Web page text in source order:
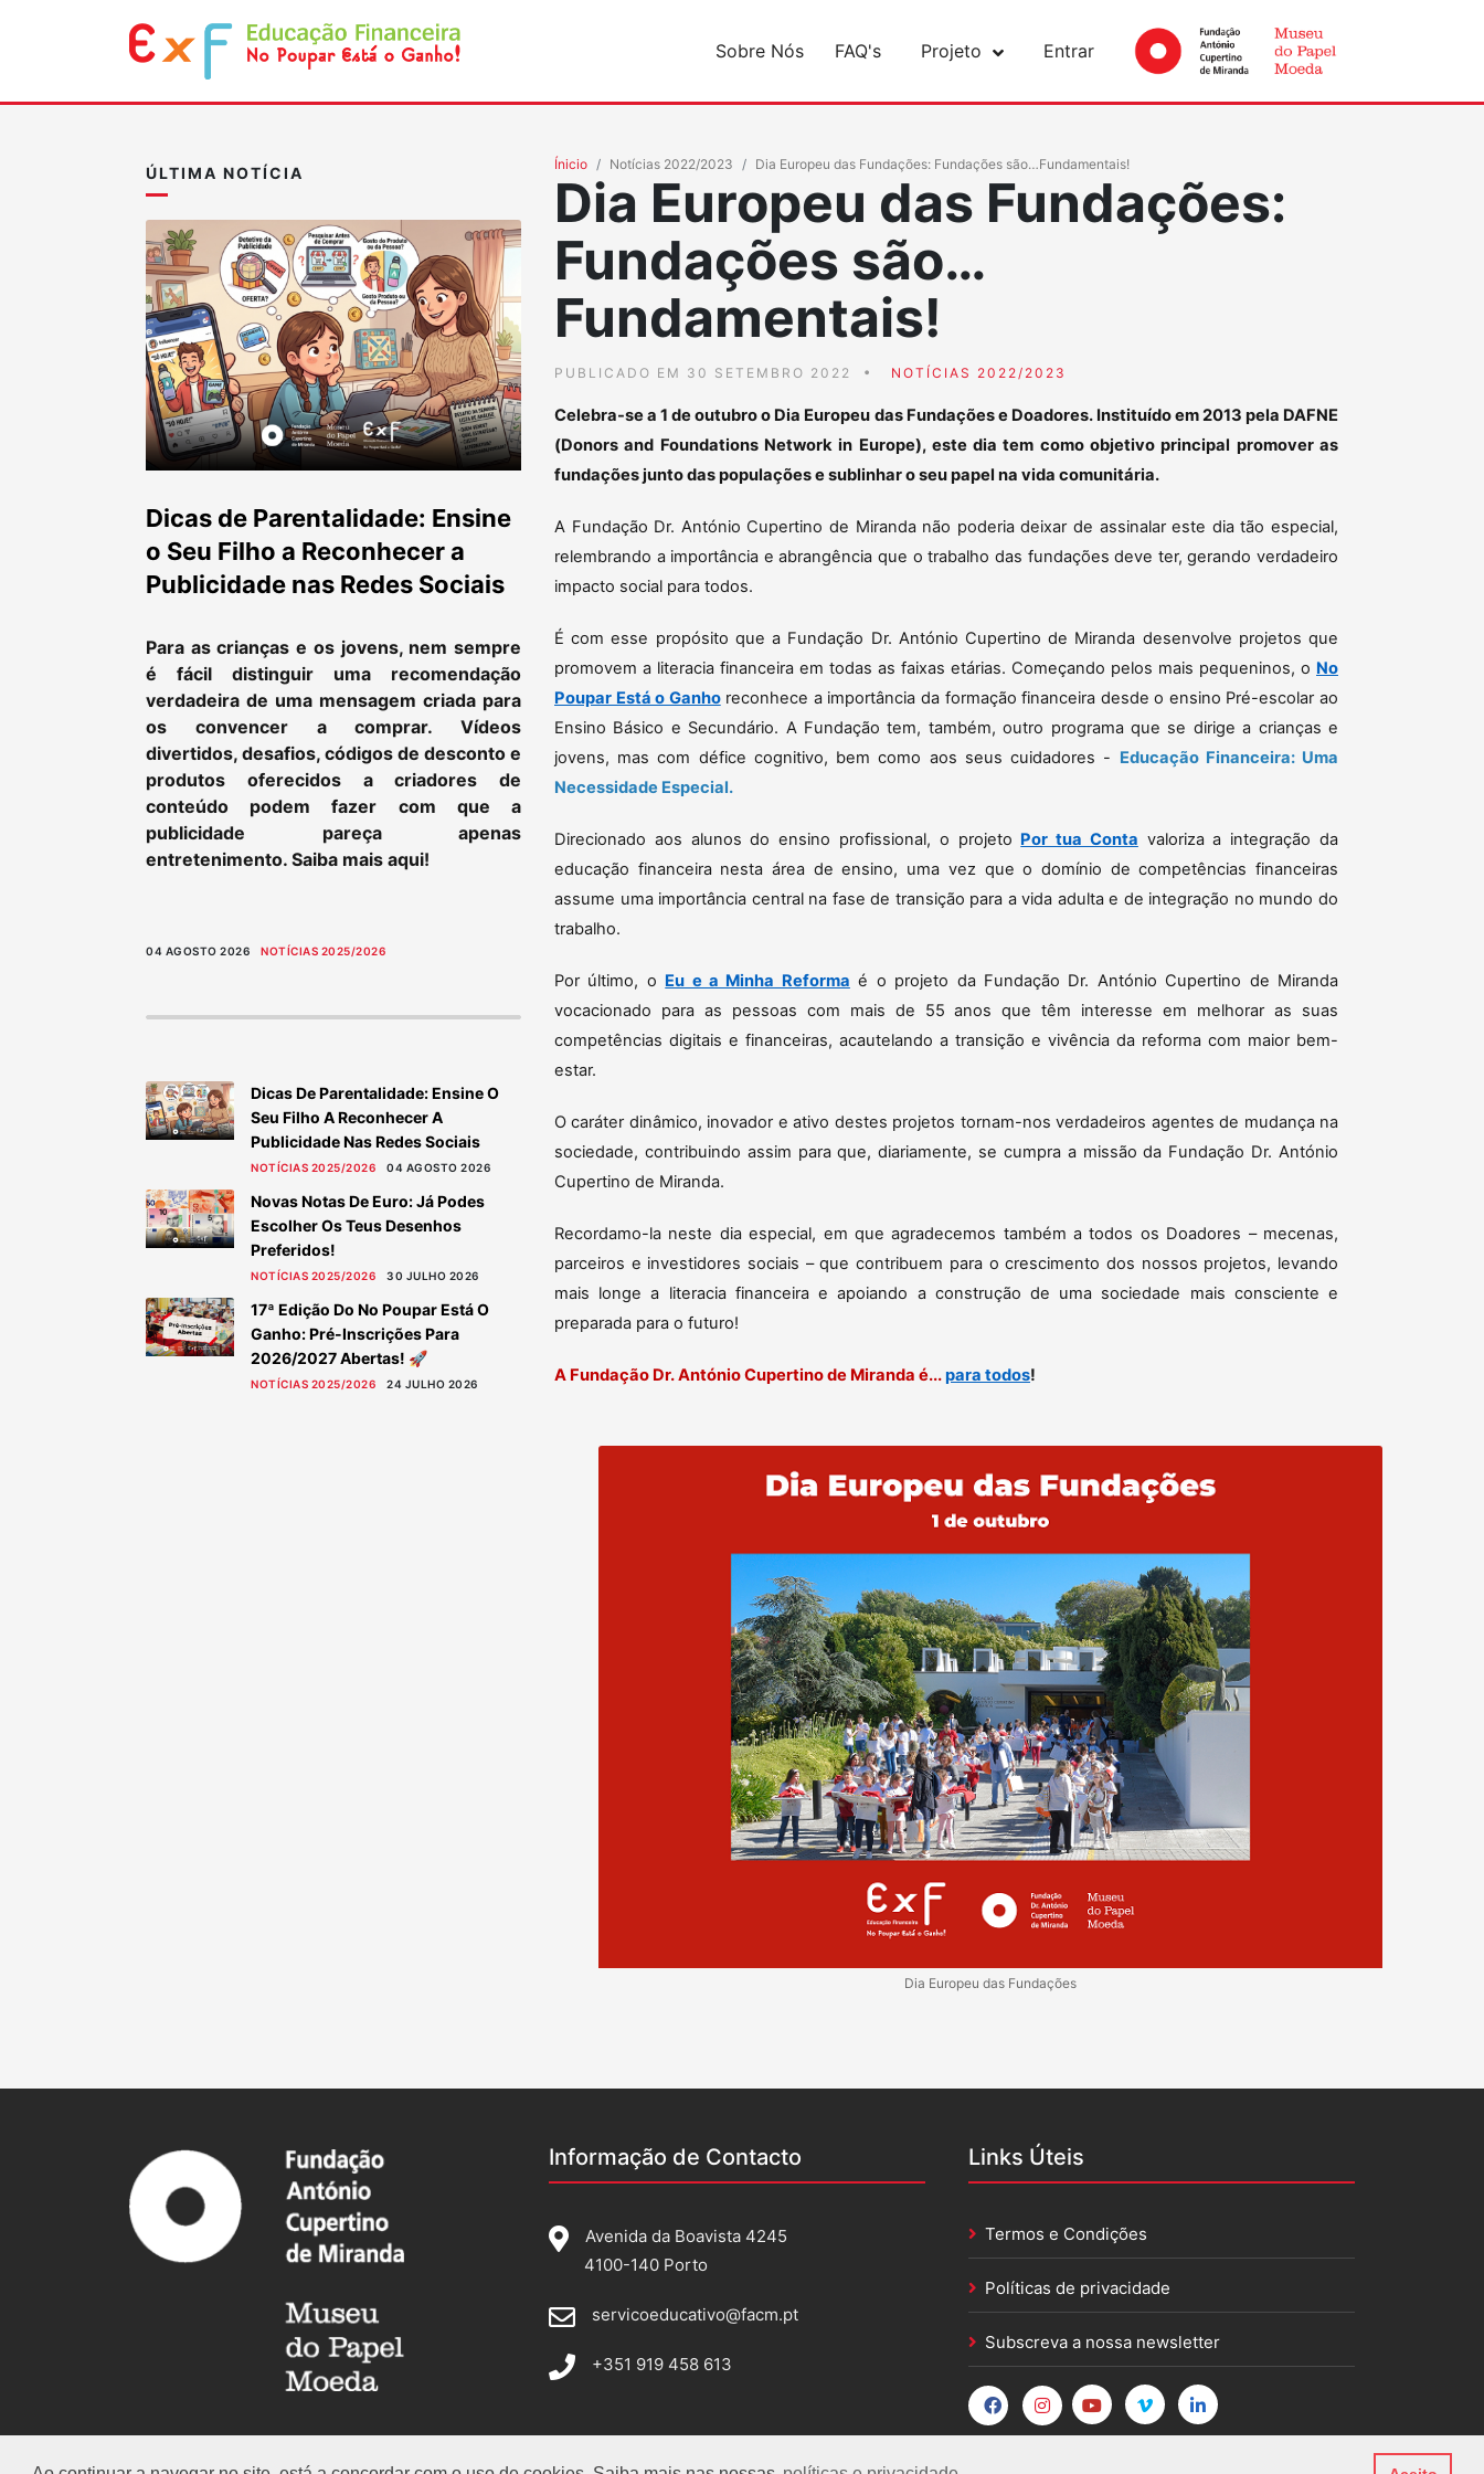
Sobre Nós FAQ's Projeto Entrar
ÚLTIMA NOTÍCIA
Dicas de Parentalidade: Ensine
o Seu Filho a Reconhecer a
Publicidade nas Redes Sociais
Para as crianças e os jovens, nem sempre
é fácil distinguir uma recomendação
verdadeira de uma mensagem criada para
os convencer a comprar. Vídeos
divertidos, desafios, códigos de desconto e
produtos oferecidos a criadores de
conteúdo podem fazer com que a
publicidade pareça apenas
entretenimento. Saiba mais aqui!
04 AGOSTO 2026 NOTÍCIAS 2025/2026
Dicas De Parentalidade: Ensine O
Seu Filho A Reconhecer A
Publicidade Nas Redes Sociais
NOTÍCIAS 2025/2026 04 AGOSTO 2026
Novas Notas De Euro: Já Podes
Escolher Os Teus Desenhos
Preferidos!
NOTÍCIAS 2025/2026 30 JULHO 2026
17ª Edição Do No Poupar Está O
Ganho: Pré-Inscrições Para
2026/2027 Abertas! 🚀
NOTÍCIAS 2025/2026 24 JULHO 2026
Ínicio Notícias 2022/2023 Dia Europeu das Fundações: Fundações são…Fundamentais!
Dia Europeu das Fundações:
Fundações são…
Fundamentais!
PUBLICADO EM 30 SETEMBRO 2022 NOTÍCIAS 2022/2023
Celebra-se a 1 de outubro o Dia Europeu das Fundações e Doadores. Instituído em 2013 pela DAFNE
(Donors and Foundations Network in Europe), este dia tem como objetivo principal promover as
fundações junto das populações e sublinhar o seu papel na vida comunitária.
A Fundação Dr. António Cupertino de Miranda não poderia deixar de assinalar este dia tão especial,
relembrando a importância e abrangência que o trabalho das fundações deve ter, gerando verdadeiro
impacto social para todos.
É com esse propósito que a Fundação Dr. António Cupertino de Miranda desenvolve projetos que
promovem a literacia financeira em todas as faixas etárias. Começando pelos mais pequeninos, o No
Poupar Está o Ganhoreconhece a importância da formação financeira desde o ensino Pré-escolar ao
Ensino Básico e Secundário. A Fundação tem, também, outro programa que se dirige a crianças e
jovens, mas com défice cognitivo, bem como aos seus cuidadores - Educação Financeira: Uma
Necessidade Especial.
Direcionado aos alunos do ensino profissional, o projeto Por tua Conta valoriza a integração da
educação financeira nesta área de ensino, uma vez que o domínio de competências financeiras
assume uma importância central na fase de transição para a vida adulta e de integração no mundo do
trabalho.
Por último, o Eu e a Minha Reforma é o projeto da Fundação Dr. António Cupertino de Miranda
vocacionado para as pessoas com mais de 55 anos que têm interesse em melhorar as suas
competências digitais e financeiras, acautelando a transição e vivência da reforma com maior bem-
estar.
O caráter dinâmico, inovador e ativo destes projetos tornam-nos verdadeiros agentes de mudança na
sociedade, contribuindo assim para que, diariamente, se cumpra a missão da Fundação Dr. António
Cupertino de Miranda.
Recordamo-la neste dia especial, em que agradecemos também a todos os Doadores – mecenas,
parceiros e investidores sociais – que contribuem para o crescimento dos nossos projetos, levando
mais longe a literacia financeira e apoiando a construção de uma sociedade mais consciente e
preparada para o futuro!
A Fundação Dr. António Cupertino de Miranda é...para todos!
Dia Europeu das Fundações
Informação de Contacto
Avenida da Boavista 4245
4100-140 Porto
servicoeducativo@facm.pt
+351 919 458 613
Links Úteis
Termos e Condições
Políticas de privacidade
Subscreva a nossa newsletter